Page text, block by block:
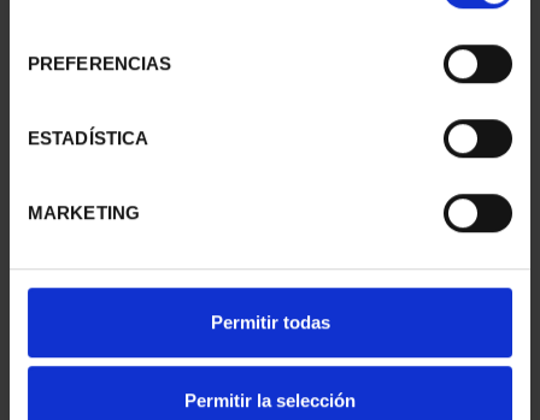
PREFERENCIAS
ESTADÍSTICA
MARKETING
Permitir todas
Permitir la selección
TOLEDO II' (J. JAEN)
72,00 €
SALAMANCA'